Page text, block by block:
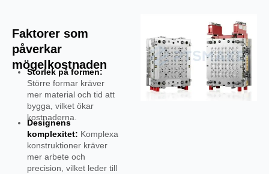
Faktorer som
påverkar
mögelkostnaden
Storlek på formen:
Större formar kräver
mer material och tid att
bygga, vilket ökar
kostnaderna.
Designens
komplexitet: Komplexa
konstruktioner kräver
mer arbete och
precision, vilket leder till